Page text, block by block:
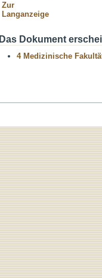
Zur
Langanzeige
Das Dokument
4 Medizinische